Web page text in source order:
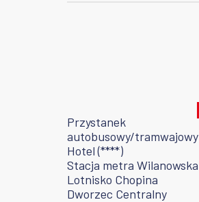
Przystanek
autobusowy/tramwajowy
Hotel (****)
Stacja metra Wilanowska
Lotnisko Chopina
Dworzec Centralny